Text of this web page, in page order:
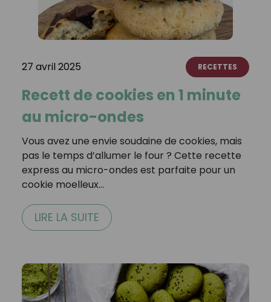
27 avril 2025 RECETTES
Recett de cookies en 1 minute
au micro-ondes
Vous avez une envie soudaine de cookies, mais
pas le temps d’allumer le four ? Cette recette
express au micro-ondes est parfaite pour un
cookie moelleux…
LIRE LA SUITE